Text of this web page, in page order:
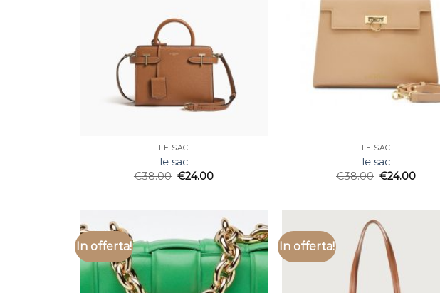
LE SAC
le sac
€38.00 €24.00
LE SAC
le sac
€38.00 €24.00
In offerta! In offerta!